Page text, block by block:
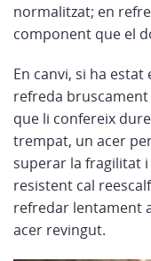
normalitzat; en
component que el
En canvi, si ha estat
refreda
que li confereix
trempat, un acer
superar la fragilitat
resistent cal
refredar lentament
acer revingut.